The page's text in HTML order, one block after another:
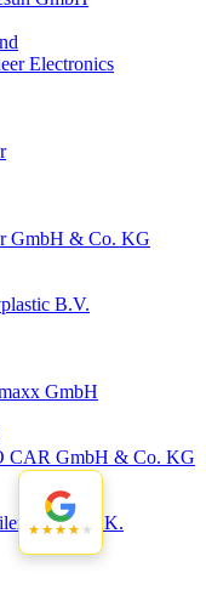
Electronics
GmbH & Co. KG
B.V.
GmbH
CAR GmbH & Co. KG
Gentes e.K.
★★★★★
★★★★★